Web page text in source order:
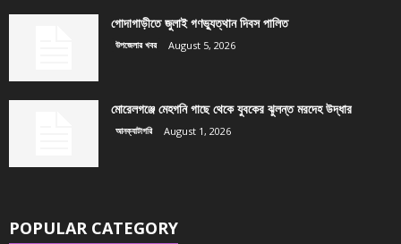
গোদাগাড়ীতে জুলাই গণভ্যুত্থান দিবস পালিত
উপজেলার খবর August 5, 2026
মোরেলগঞ্জে মেহগনি গাছে থেকে যুবকের ঝুলন্ত মরদেহ উদ্ধার
আনক্যাটাগরি August 1, 2026
POPULAR CATEGORY